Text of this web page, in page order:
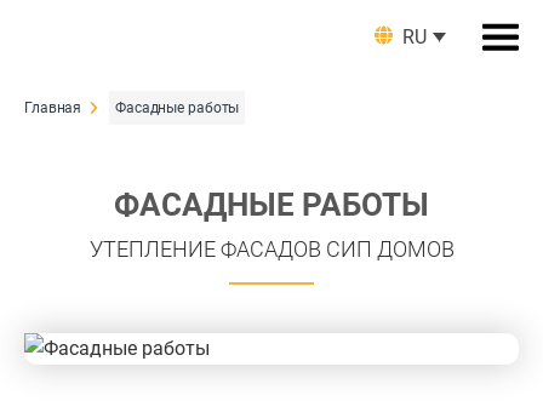
RU
Главная Фасадные работы
ФАСАДНЫЕ РАБОТЫ
УТЕПЛЕНИЕ ФАСАДОВ СИП ДОМОВ